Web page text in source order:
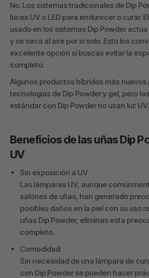
No. Los sistemas tradicionales de Dip
luces UV o LED para endurecer o curar.
usado en los sistemas Dip Powder
y se seca al aire por sí solo. Esto los
excelente opción si buscas evitar la
completo.
Algunos productos híbridos más
tecnologías de Dip Powder y gel, pero
estándar con Dip Powder no usan luz UV.
Beneficios de las uñas Dip
UV
Sin exposición a UV
Las lámparas UV, aunque
salones de uñas, han generado
posibles daños en la piel con su uso
uñas Dip Powder, eliminas esta
completo.
Comodidad
Sin necesidad de una lámpara de
con Dip Powder se pueden hacer